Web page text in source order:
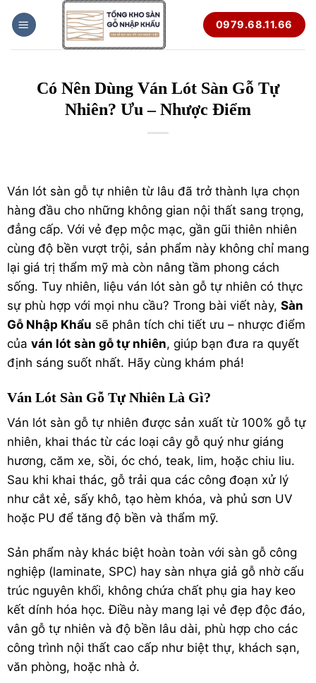
qua
nội
0979.68.11.66
Có Nên Dùng Ván Lót Sàn Gỗ Tự
Nhiên? Ưu – Nhược Điểm
Ván lót sàn gỗ tự nhiên từ lâu đã trở thành lựa chọn
hàng đầu cho những không gian nội thất sang trọng,
đẳng cấp. Với vẻ đẹp mộc mạc, gần gũi thiên nhiên
cùng độ bền vượt trội, sản phẩm này không chỉ mang
lại giá trị thẩm mỹ mà còn nâng tầm phong cách
sống. Tuy nhiên, liệu ván lót sàn gỗ tự nhiên có thực
sự phù hợp với mọi nhu cầu? Trong bài viết này, Sàn
Gỗ Nhập Khẩu sẽ phân tích chi tiết ưu – nhược điểm
của ván lót sàn gỗ tự nhiên, giúp bạn đưa ra quyết
định sáng suốt nhất. Hãy cùng khám phá!
Ván Lót Sàn Gỗ Tự Nhiên Là Gì?
Ván lót sàn gỗ tự nhiên được sản xuất từ 100% gỗ tự
nhiên, khai thác từ các loại cây gỗ quý như giáng
hương, căm xe, sồi, óc chó, teak, lim, hoặc chiu liu.
Sau khi khai thác, gỗ trải qua các công đoạn xử lý
như cắt xẻ, sấy khô, tạo hèm khóa, và phủ sơn UV
hoặc PU để tăng độ bền và thẩm mỹ.
Sản phẩm này khác biệt hoàn toàn với sàn gỗ công
nghiệp (laminate, SPC) hay sàn nhựa giả gỗ nhờ cấu
trúc nguyên khối, không chứa chất phụ gia hay keo
kết dính hóa học. Điều này mang lại vẻ đẹp độc đáo,
vân gỗ tự nhiên và độ bền lâu dài, phù hợp cho các
công trình nội thất cao cấp như biệt thự, khách sạn,
văn phòng, hoặc nhà ở.